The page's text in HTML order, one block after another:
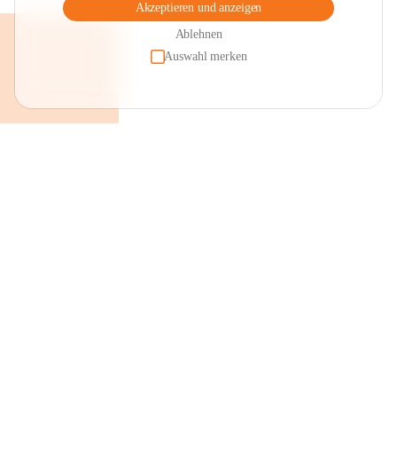
Akzeptieren und anzeigen
Ablehnen
Auswahl merken